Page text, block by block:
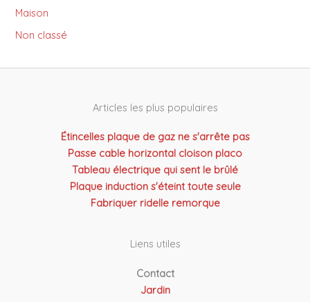
Maison
Non classé
Articles les plus populaires
Étincelles plaque de gaz ne s'arrête pas
Passe cable horizontal cloison placo
Tableau électrique qui sent le brûlé
Plaque induction s'éteint toute seule
Fabriquer ridelle remorque
Liens utiles
Contact
Jardin